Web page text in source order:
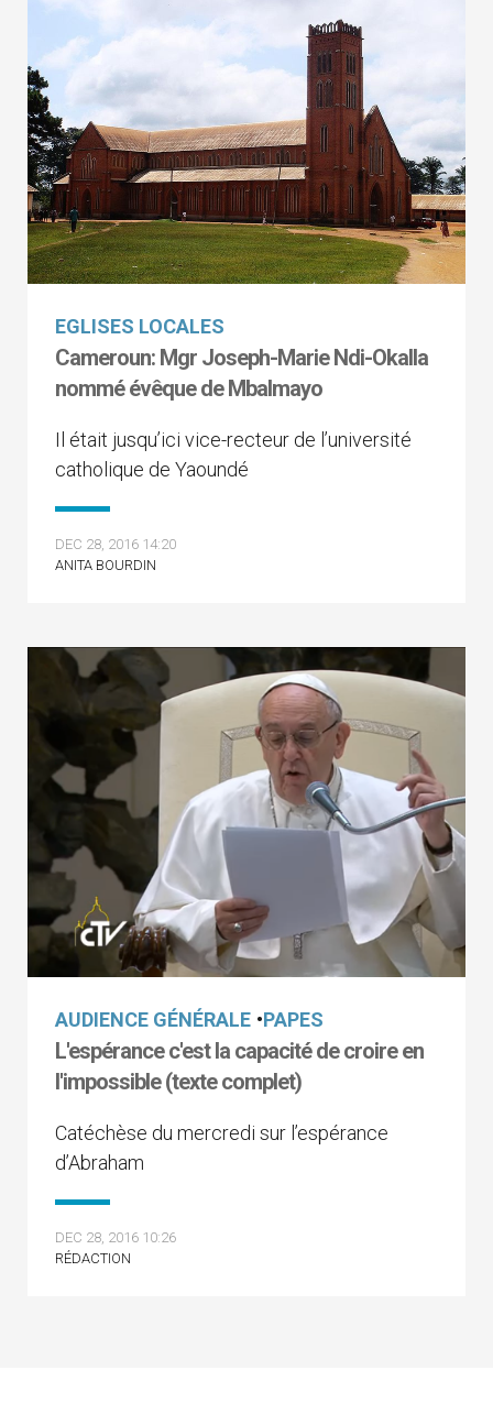
EGLISES LOCALES
Cameroun: Mgr Joseph-Marie Ndi-Okalla
nommé évêque de Mbalmayo
Il était jusqu’ici vice-recteur de l’université
catholique de Yaoundé
DEC 28, 2016 14:20
ANITA BOURDIN
AUDIENCE GÉNÉRALE •PAPES
L'espérance c'est la capacité de croire en
l'impossible (texte complet)
Catéchèse du mercredi sur l’espérance
d’Abraham
DEC 28, 2016 10:26
RÉDACTION